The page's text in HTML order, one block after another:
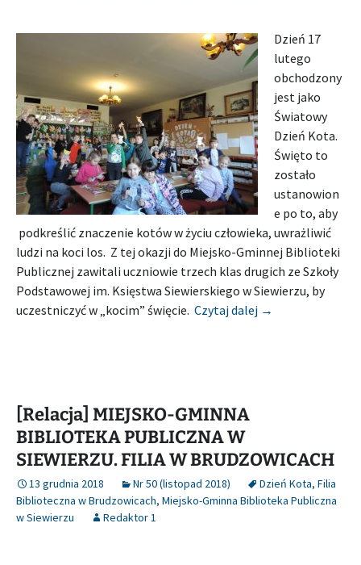
Dzień 17
lutego
obchodzony
jest jako
Światowy
Dzień Kota.
Święto to
zostało
ustanowion
e po to, aby
podkreślić znaczenie kotów w życiu człowieka, uwrażliwić
ludzi na koci los. Z tej okazji do Miejsko-Gminnej Biblioteki
Publicznej zawitali uczniowie trzech klas drugich ze Szkoły
Podstawowej im. Księstwa Siewierskiego w Siewierzu, by
uczestniczyć w „kocim” święcie. Czytaj dalej [Relacja]
→
[Relacja] MIEJSKO-GMINNA
BIBLIOTEKA PUBLICZNA W
SIEWIERZU. FILIA W BRUDZOWICACH
13 grudnia 2018 Nr 50 (listopad 2018) Dzień Kota, Filia
Biblioteczna w Brudzowicach, Miejsko-Gminna Biblioteka Publiczna
w Siewierzu
Redaktor 1